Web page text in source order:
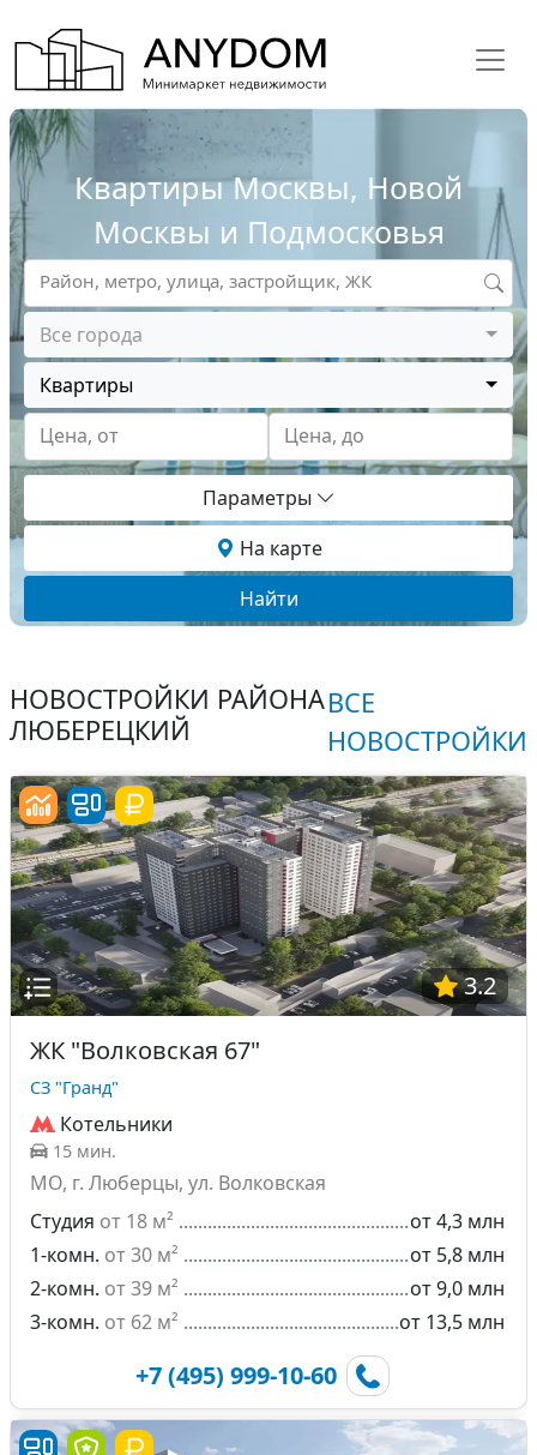
Квартиры Москвы, Новой
Москвы и Подмосковья
Все города
Квартиры
Цена, от
Цена, до
Район, метро, улица, застройщик, ЖК
Параметры
На карте
Найти
НОВОСТРОЙКИ РАЙОНА
ЛЮБЕРЕЦКИЙ
ВСЕ
НОВОСТРОЙКИ
3.2
ЖК "Волковская 67"
СЗ "Гранд"
Котельники
15 мин.
МО, г. Люберцы, ул. Волковская
Студия от 18 м²
от 4,3 млн
1-комн. от 30 м²
от 5,8 млн
2-комн. от 39 м²
от 9,0 млн
3-комн. от 62 м² от 13,5 млн
+7 (495) 999-10-60